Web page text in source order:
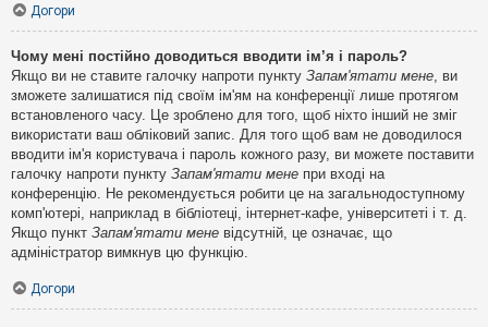
Догори
Чому мені постійно доводиться вводити ім’я і пароль?
Якщо ви не ставите галочку напроти пункту Запам'ятати мене , ви
зможете залишатися під своїм ім'ям на конференції лише протягом
встановленого часу. Це зроблено для того, щоб ніхто інший не зміг
використати ваш обліковий запис. Для того щоб вам не доводилося
вводити ім'я користувача і пароль кожного разу, ви можете поставити
галочку напроти пункту Запам'ятати мене при вході на
конференцію. Не рекомендується робити це на загальнодоступному
комп'ютері, наприклад в бібліотеці, інтернет-кафе, університеті і т. д.
Якщо пункт Запам'ятати мене відсутній, це означає, що
адміністратор вимкнув цю функцію.
Догори